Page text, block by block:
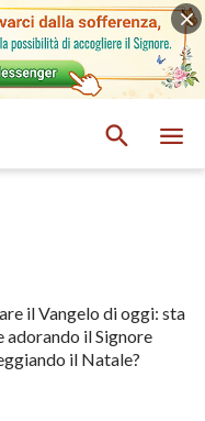
il Vangelo di oggi: sta
adorando il Signore
il Natale?